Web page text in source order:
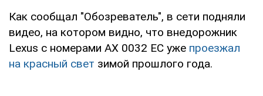
Как сообщал "Обозреватель", в сети подняли
видео, на котором видно, что внедорожник
Lexus с номерами АХ 0032 ЕС уже проезжал
на красный свет зимой прошлого года.